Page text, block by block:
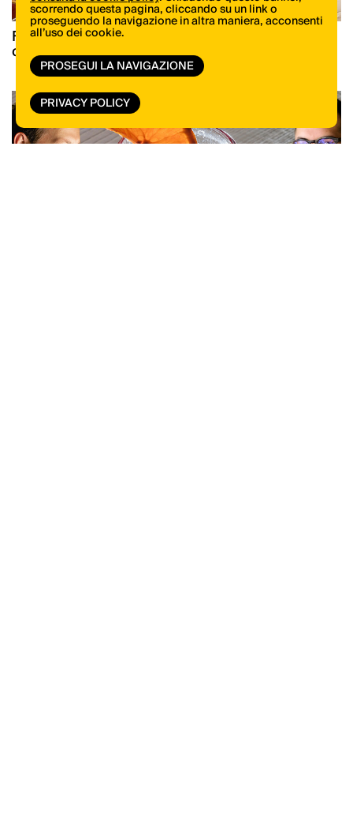
Fritto Misto Marchigiano: Originale vs. Gourmet
con Elena Cicchi e Daniele Citeroni
scorrendo questa pagina, cliccando su un link o
proseguendo la navigazione in altra maniera, acconsenti
all’uso dei cookie.
PROSEGUI LA NAVIGAZIONE
PRIVACY POLICY